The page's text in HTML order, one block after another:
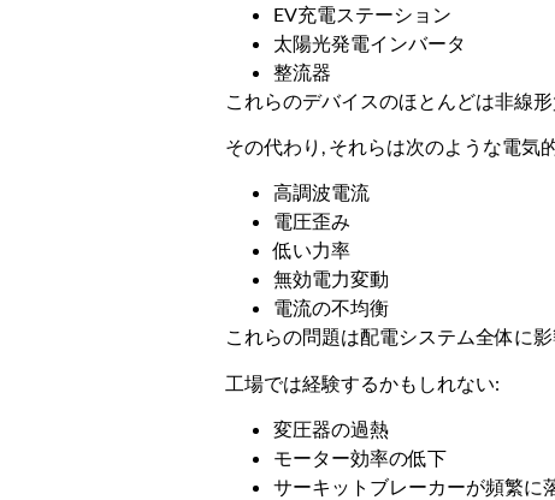
EV充電ステーション
太陽光発電インバータ
整流器
これらのデバイスのほとんどは非線
その代わり, それらは次のような電気
高調波電流
電圧歪み
低い力率
無効電力変動
電流の不均衡
これらの問題は配電システム全体に
工場では経験するかもしれない:
変圧器の過熱
モーター効率の低下
サーキットブレーカーが頻繁に